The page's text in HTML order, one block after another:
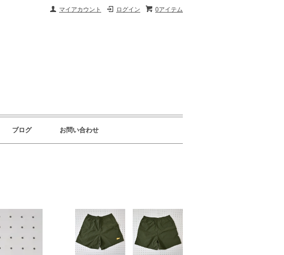
0アイテム
ログイン
マイアカウント
ブログ お問い合わせ